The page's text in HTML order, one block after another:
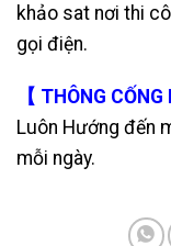
khảo sat nơi thi
gọi điện.
【 THÔNG
Luôn Hướng đến
mỗi ngày.